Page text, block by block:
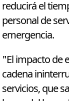
reducirá el
personal de
emergencia.
"El impacto de
cadena
servicios, que